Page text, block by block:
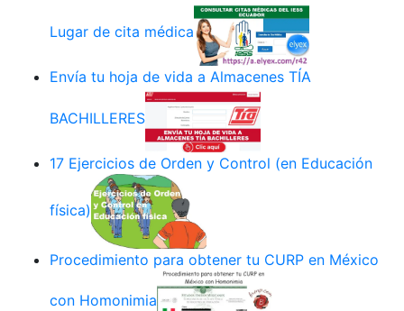
Lugar de cita médica
Envía tu hoja de vida a Almacenes TÍA
BACHILLERES
17 Ejercicios de Orden y Control (en Educación
física)
Procedimiento para obtener tu CURP en México
con Homonimia